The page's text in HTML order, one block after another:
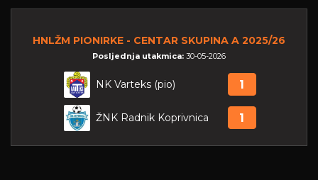
HNLŽM PIONIRKE - CENTAR SKUPINA A 2025/26
Posljednja utakmica: 30-05-2026
NK Varteks (pio) 1
ŽNK Radnik Koprivnica 1